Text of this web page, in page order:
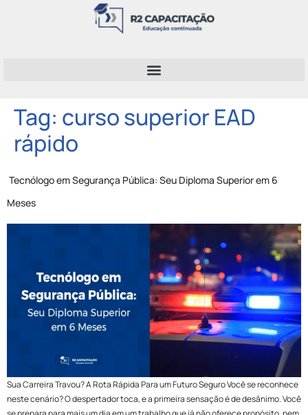
Tag: curso superior EAD
rápido
Tecnólogo em Segurança Pública: Seu Diploma Superior em 6
Meses
Sua Carreira Travou? A Rota Rápida Para um Futuro Seguro Você se reconhece
neste cenário? O despertador toca, e a primeira sensação é de desânimo. Você